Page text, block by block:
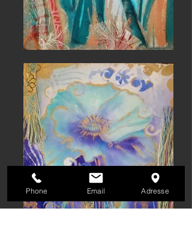
Phone Email Adresse